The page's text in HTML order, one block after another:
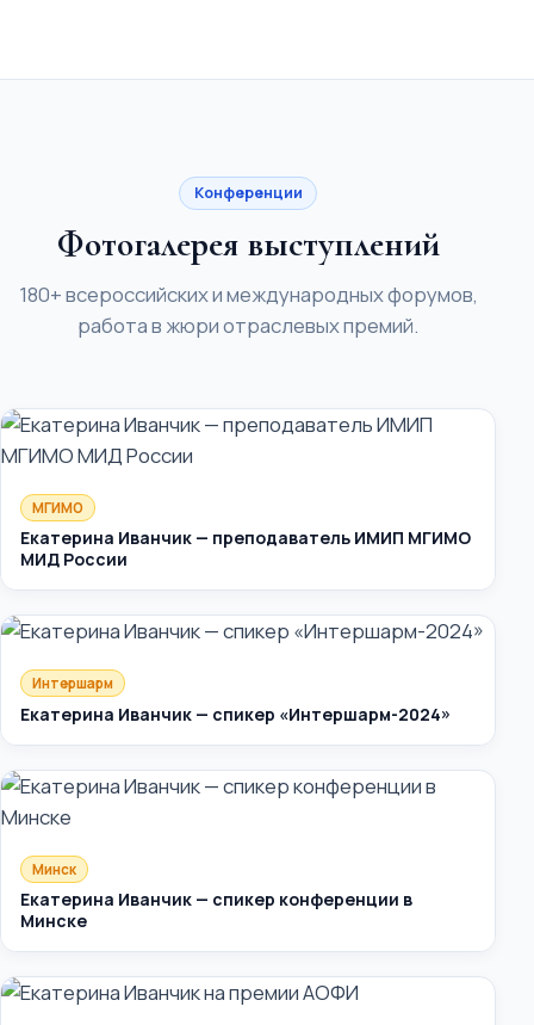
Конференции
Фотогалерея выступлений
180+ всероссийских и международных форумов,
работа в жюри отраслевых премий.
МГИМО
Екатерина Иванчик — преподаватель ИМИП МГИМО
МИД России
Интершарм
Екатерина Иванчик — спикер «Интершарм-2024»
Минск
Екатерина Иванчик — спикер конференции в
Минске